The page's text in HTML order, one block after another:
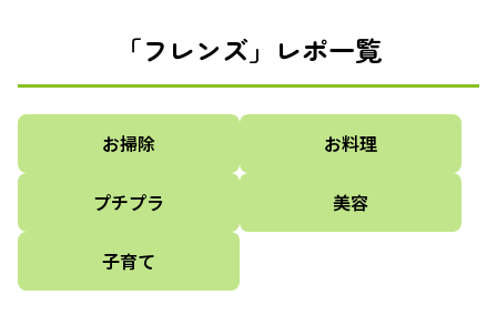
「フレンズ」レポ一覧
お掃除 お料理
プチプラ 美容
子育て